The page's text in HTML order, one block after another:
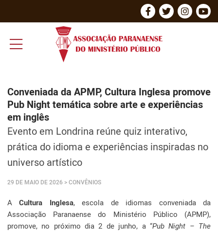
Conveniada da APMP, Cultura Inglesa promove
Pub Night temática sobre arte e experiências
em inglês
Evento em Londrina reúne quiz interativo,
prática do idioma e experiências inspiradas no
universo artístico
29 DE MAIO DE 2026 > CONVÊNIOS
ACultura Inglesa, escola de idiomas conveniada da
Associação Paranaense do Ministério Público (APMP),
promove, no próximo dia 2 de junho, a “Pub Night – The